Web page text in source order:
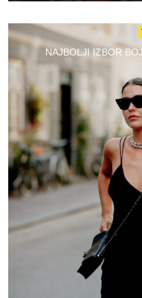
NAJBOLJI IZBOR